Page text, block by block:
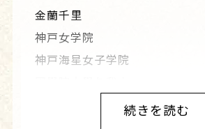
続きを読む
金蘭千里
神戸女学院
神戸海星女子学院